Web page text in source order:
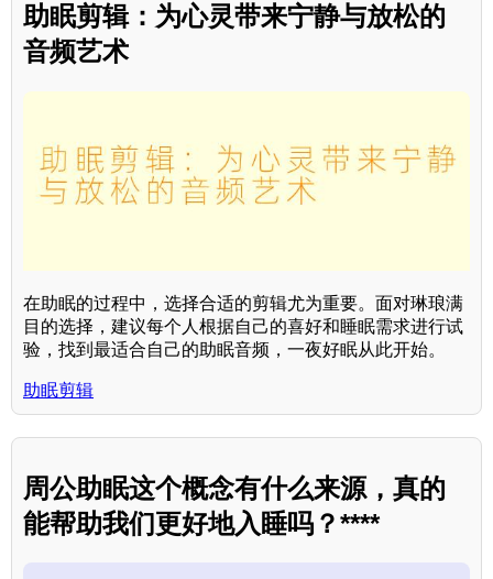
助眠剪辑：为心灵带来宁静与放松的
音频艺术
在助眠的过程中，选择合适的剪辑尤为重要。面对琳琅满
目的选择，建议每个人根据自己的喜好和睡眠需求进行试
验，找到最适合自己的助眠音频，一夜好眠从此开始。
助眠剪辑
周公助眠这个概念有什么来源，真的
能帮助我们更好地入睡吗？****